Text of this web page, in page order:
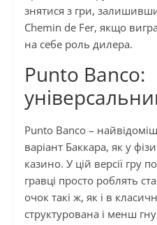
знятися з гри,
Chemin de Fer, якщо
на себе роль дилера.
Punto Banco:
Punto Banco –
варіант Баккара, як у
казино. У цій версії гру
гравці просто роблять
очок такі ж, як і в
структурована і менш